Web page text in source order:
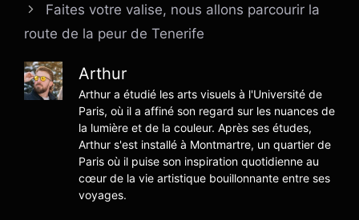
Faites votre valise, nous allons parcourir la
route de la peur de Tenerife
Arthur
Arthur a étudié les arts visuels à l'Université de
Paris, où il a affiné son regard sur les nuances de
la lumière et de la couleur. Après ses études,
Arthur s'est installé à Montmartre, un quartier de
Paris où il puise son inspiration quotidienne au
cœur de la vie artistique bouillonnante entre ses
voyages.